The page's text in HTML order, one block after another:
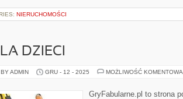
NIERUCHOMOŚCI
DZIECI
ADMIN GRU - 12 - 2025 MOŻLIWOŚĆ
GryFabularne.pl to strona